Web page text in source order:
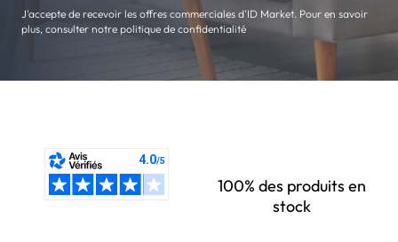
J'accepte de recevoir les offres commerciales d'ID Market. Pour en savoir
plus, consulter notre politique de confidentialité
100% des produits en
stock